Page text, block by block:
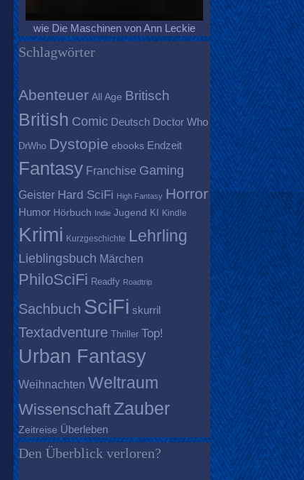
wie Die Maschinen von Ann Leckie
Schlagwörter
Abenteuer All Age Britisch
British Comic Deutsch Doctor Who
DrWho Dystopie ebooks Endzeit
Fantasy Franchise Gaming
Geister Hard SciFi High Fantasy Horror
Humor Hörbuch Indie Jugend KI Kindle
Krimi Kurzgeschichte Lehrling
Lieblingsbuch Märchen
PhiloSciFi Readfy Roadtrip
Sachbuch SciFi skurril
Textadventure Thriller Top!
Urban Fantasy
Weihnachten Weltraum
Wissenschaft Zauber
Zeitreise Überleben
Den Überblick verloren?